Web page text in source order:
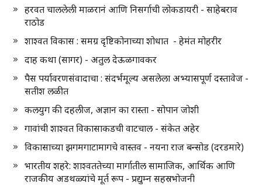
हरवत चाललेली माळरानं आणि निसर्गाची लोकडायरी - साहेबराव
राठोड
शाश्वत विकास : समग्र दृष्टिकोनाच्या शोधात - हेमंत मोहरीर
दाह कथा (सागर) - अतुल देऊळगावकर
पैस पर्यावरणसंवादाचा : संदर्भमूल्य असलेला अभ्यासपूर्ण दस्तावेज -
सतीश लळीत
कलयुग की दहलीज, अज्ञान का रास्ता - सोपान जोशी
गावांची शाश्वत विकासाकडची वाटचाल - संकेत अहेर
विकासाच्या झगमगाटामागचे वास्तव - नयना राज बन्सोड (दरडमारे)
भारतीय शहरे: शाश्वततेच्या मार्गातील सामाजिक, आर्थिक आणि
राजकीय अडथळ्यांचे मूर्त रूप - प्रद्युम्न सहस्रभोजनी